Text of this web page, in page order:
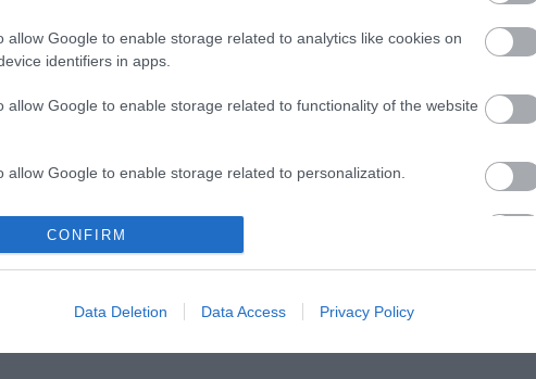
allow Google to enable storage related to analytics like cookies on
identifiers in apps.
allow Google to enable storage related to functionality of the website
allow Google to enable storage related to personalization.
functionality and fraud prevention, and other user protection.
CONFIRM
Data Deletion Data Access Privacy Policy
10
T1203
C520-2L
ΠΕΡΙΣΣΌΤΕΡΑ
A8249
38249